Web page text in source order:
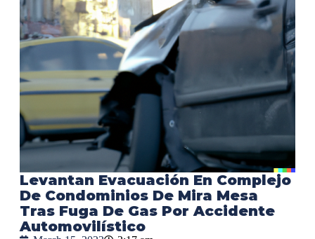
Levantan Evacuación En Complejo
De Condominios De Mira Mesa
Tras Fuga De Gas Por Accidente
Automovilístico